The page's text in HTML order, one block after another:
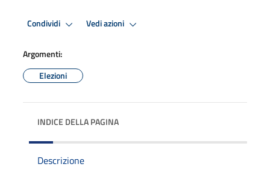
Condividi Vedi azioni
Argomenti:
Elezioni
INDICE DELLA PAGINA
Descrizione